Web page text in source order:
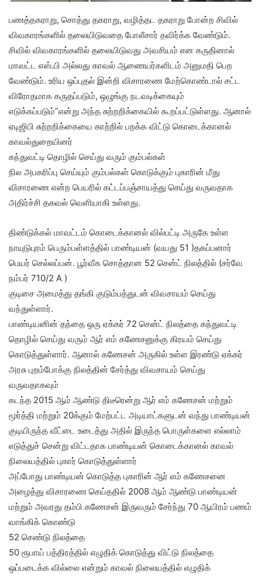
பணத்தகராறு, சொத்து தகராறு, வழித்தட தகராறு போன்ற சிவில்
விவகாரங்களில் தலையிடுவதை போலீசார் தவிர்க்க வேண்டும்.
சிவில் விவகாரங்களில் தலையிடுவது அவசியம் என கருதினால்
மாவட்ட எஸ்.பி அல்லது காவல் ஆணையர்களிடம் அனுமதி பெற
வேண்டும். உரிய ஒப்புதல் இன்றி விசாரணை மேற்கொண்டால் சட்ட
விரோதமாக கருதப்படும், ஒழுங்கு நடவடிக்கையும்
எடுக்கப்படும்”என்று அந்த சுற்றறிக்கையில் கூறப்பட்டுள்ளது. ஆனால்
ஏடிஜிபி சுற்றறிக்கையை காற்றில் பறக்க விட்டு கொடைக்கானல்
காவல்துறையினர்
கந்துவட்டி தொழில் செய்து வரும் கும்பல்கள்
நில அபகரிப்பு செய்யும் கும்பல்கள் கொடுக்கும் புகாரின் மீது
விசாரணை என்ற பெயரில் கட்டப்பஞ்சாயத்து செய்து வருவதாக
அதிர்ச்சி தகவல் வெளியாகி உள்ளது.
திண்டுக்கல் மாவட்டம் கொடைக்கானல் வில்பட்டி அருகே உள்ள
நாயுடுபுரம் பெரும்பள்ளத்தில் பாண்டியன் (வயது 51 )தகப்பனார்
பெயர் செல்லப்பன். பூர்வீக சொத்தான 52 சென்ட் நிலத்தில் (சர்வே
நம்பர் 710/2 A )
குடிசை அமைத்து தங்கி குடும்பத்துடன் விவசாயம் செய்து
வந்துள்ளார்.
பாண்டியனின் தந்தை ஒரு ஏக்கர் 72 சென்ட் நிலத்தை கந்துவட்டி
தொழில் செய்து வரும் ஆர் எம் கணேசனுக்கு கிரயம் செய்து
கொடுத்துள்ளார். ஆனால் கணேசன் அருகில் உள்ள இரண்டு ஏக்கர்
அரசு புறம்போக்கு நிலத்தின் சேர்த்து விவசாயம் செய்து
வருவதாகவும்
கடந்த 2015 ஆம் ஆண்டு திடீரென்று ஆர் எம் கணேசன் மற்றும்
மூர்த்தி மற்றும் 20க்கும் மேற்பட்ட அடியாட்களுடன் வந்து பாண்டியன்
குடியிருந்த வீட்டை உடைத்து அதில் இருந்த பொருள்களை எல்லாம்
எடுத்துச் சென்று விட்டதாக பாண்டியன் கொடைக்கானல் காவல்
நிலையத்தில் புகார் கொடுத்துள்ளார்
அப்போது பாண்டியன் கொடுத்த புகாரின் ஆர் எம் கணேசனை
அழைத்து விசாரணை செய்ததில் 2008 ஆம் ஆண்டு பாண்டியன்
மற்றும் அவரது தம்பி கணேசன் இருவரும் சேர்ந்து 70 ஆயிரம் பணம்
வாங்கிக் கொண்டு
52 செண்டு நிலத்தை
50 ரூபாய் பத்திரத்தில் எழுதிக் கொடுத்து விட்டு நிலத்தை
ஒப்படைக்க வில்லை என்றும் காவல் நிலையத்தில் எழுதிக்